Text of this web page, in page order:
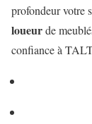
profondeur votre
loueurde
confiance à